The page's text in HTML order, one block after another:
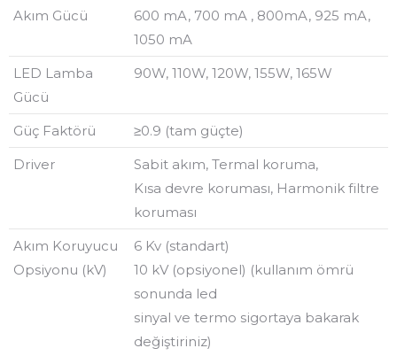
Akım Gücü
600 mA, 700 mA , 800mA, 925 mA,
1050 mA
LED Lamba
Gücü
90W, 110W, 120W, 155W, 165W
Güç Faktörü
≥0.9 (tam güçte)
Driver
Sabit akım, Termal koruma,
Kısa devre koruması, Harmonik filtre
koruması
Akım Koruyucu
Opsiyonu (kV)
6 Kv (standart)
10 kV (opsiyonel) (kullanım ömrü
sonunda led
sinyal ve termo sigortaya bakarak
değiştiriniz)